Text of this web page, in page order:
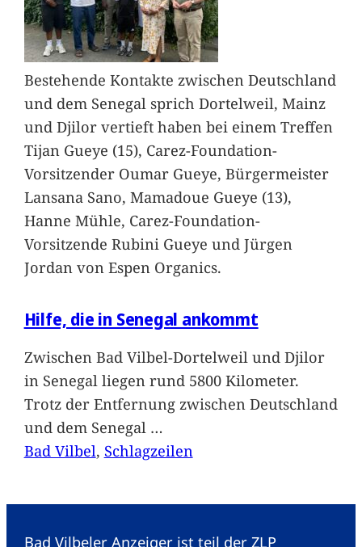
Bestehende Kontakte zwischen Deutschland
und dem Senegal sprich Dortelweil, Mainz
und Djilor vertieft haben bei einem Treffen
Tijan Gueye (15), Carez-Foundation-
Vorsitzender Oumar Gueye, Bürgermeister
Lansana Sano, Mamadoue Gueye (13),
Hanne Mühle, Carez-Foundation-
Vorsitzende Rubini Gueye und Jürgen
Jordan von Espen Organics.
Hilfe, die in Senegal ankommt
Zwischen Bad Vilbel-Dortelweil und Djilor
in Senegal liegen rund 5800 Kilometer.
Trotz der Entfernung zwischen Deutschland
und dem Senegal …
Bad Vilbel, Schlagzeilen
Bad Vilbeler Anzeiger ist teil der ZLP